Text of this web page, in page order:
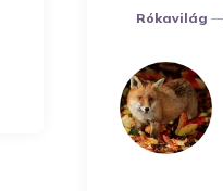
Posted
Rókavilág